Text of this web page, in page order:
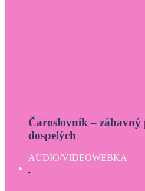
Čaroslovník – zábavný
dospelých
AUDIO/VIDEOWEBKA